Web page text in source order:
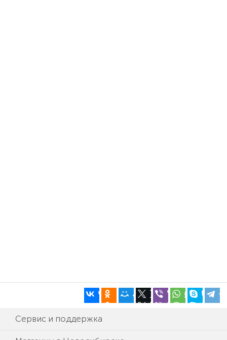
Сервис и поддержка